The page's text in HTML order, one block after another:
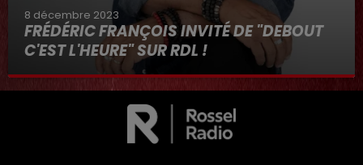
8 décembre 2023
FRÉDÉRIC FRANÇOIS INVITÉ DE "DEBOUT
C'EST L'HEURE" SUR RDL !
8 décembre 2023